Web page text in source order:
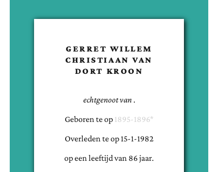
GERRET WILLEM
CHRISTIAAN VAN
DORT KROON
echtgenoot van .
Geboren teop 1895-1896*
Overleden teop 15-1-1982
op een leeftijd van 86jaar.